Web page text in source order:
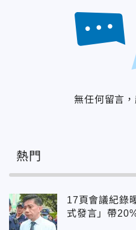
無任何留言，
熱門
17頁會議紀錄
式發言」帶